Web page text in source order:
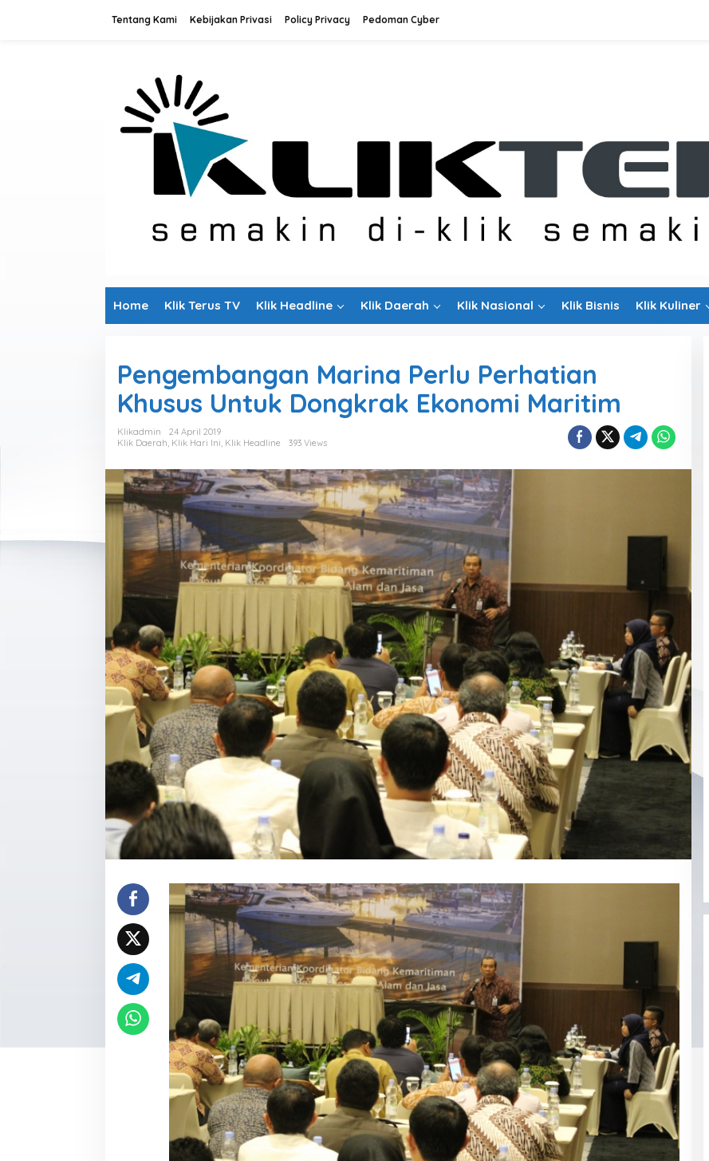
Tentang Kami Kebijakan Privasi Policy Privacy Pedoman Cyber
Home Klik Terus TV Klik Headline Klik Daerah Klik Nasional Klik Bisnis Klik Kuliner
Pengembangan Marina Perlu Perhatian
Khusus Untuk Dongkrak Ekonomi Maritim
Klikadmin
24 April 2019
Klik Daerah, Klik Hari Ini, Klik Headline 393 Views